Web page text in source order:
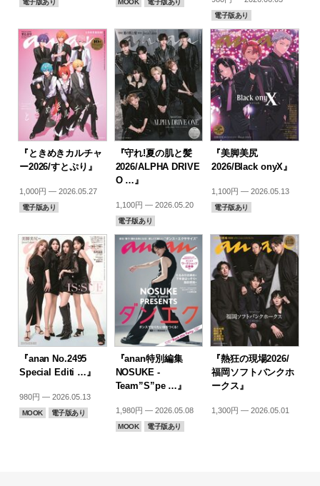
電子版あり MOOK 電子版あり
電子版あり
『ときめきカルチャ
ー2026/すとぷり』
1,000円 — 2026.05.27
電子版あり
『守れ!夏の肌と髪
2026/ALPHA DRIVE
O …』
1,100円 — 2026.05.20
電子版あり
『美脚美尻
2026/Black onyX』
1,100円 — 2026.05.13
電子版あり
『anan No.2495
Special Editi …』
980円 — 2026.05.13
MOOK 電子版あり
『anan特別編集
NOSUKE -
Team”S”pe …』
1,980円 — 2026.05.08
MOOK 電子版あり
『熱狂の現場2026/
福岡ソフトバンクホ
ークス』
1,300円 — 2026.05.01